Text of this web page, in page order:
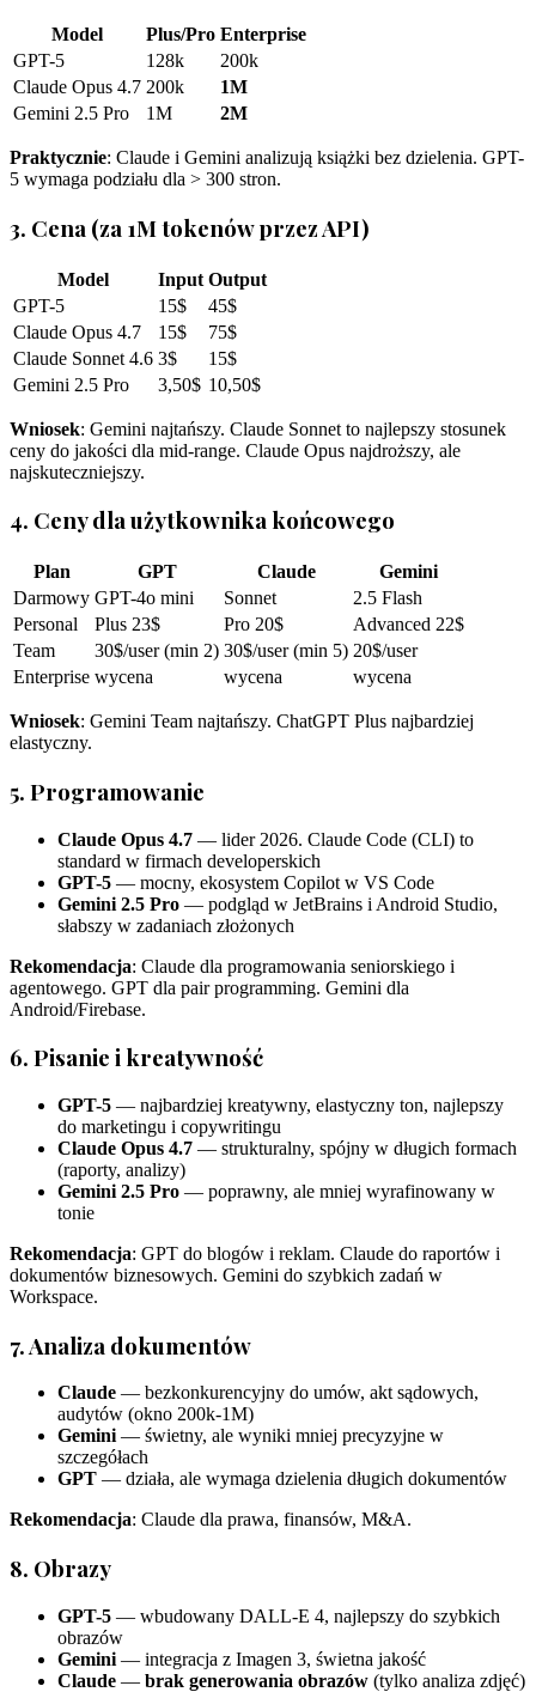
Model Plus/Pro Enterprise
GPT-5
128k
200k
Claude Opus 4.7 200k
1M
Gemini 2.5 Pro
1M 2M
Praktycznie: Claude i Gemini analizują książki bez dzielenia. GPT-
5 wymaga podziału dla > 300 stron.
3. Cena (za 1M tokenów przez API)
Model Input Output
GPT-5
15$
45$
Claude Opus 4.7
15$
75$
Claude Sonnet 4.6 3$
15$
Gemini 2.5 Pro
3,50$ 10,50$
Wniosek: Gemini najtańszy. Claude Sonnet to najlepszy stosunek
ceny do jakości dla mid-range. Claude Opus najdroższy, ale
najskuteczniejszy.
4. Ceny dla użytkownika końcowego
Plan GPT Claude
Gemini
Darmowy GPT-4o mini Sonnet
2.5 Flash
Personal
Plus 23$ Pro 20$
Advanced 22$
Team
30$/user (min 2) 30$/user (min 5) 20$/user
Enterprise wycena wycena wycena
Wniosek: Gemini Team najtańszy. ChatGPT Plus najbardziej
elastyczny.
5. Programowanie
Claude Opus 4.7 — lider 2026. Claude Code (CLI) to
standard w firmach developerskich
GPT-5 — mocny, ekosystem Copilot w VS Code
Gemini 2.5 Pro — podgląd w JetBrains i Android Studio,
słabszy w zadaniach złożonych
Rekomendacja: Claude dla programowania seniorskiego i
agentowego. GPT dla pair programming. Gemini dla
Android/Firebase.
6. Pisanie i kreatywność
GPT-5 — najbardziej kreatywny, elastyczny ton, najlepszy
do marketingu i copywritingu
Claude Opus 4.7 — strukturalny, spójny w długich formach
(raporty, analizy)
Gemini 2.5 Pro — poprawny, ale mniej wyrafinowany w
tonie
Rekomendacja: GPT do blogów i reklam. Claude do raportów i
dokumentów biznesowych. Gemini do szybkich zadań w
Workspace.
7. Analiza dokumentów
Claude — bezkonkurencyjny do umów, akt sądowych,
audytów (okno 200k-1M)
Gemini — świetny, ale wyniki mniej precyzyjne w
szczegółach
GPT — działa, ale wymaga dzielenia długich dokumentów
Rekomendacja: Claude dla prawa, finansów, M&A.
8. Obrazy
GPT-5 — wbudowany DALL-E 4, najlepszy do szybkich
obrazów
Gemini — integracja z Imagen 3, świetna jakość
Claude — brak generowania obrazów (tylko analiza zdjęć)